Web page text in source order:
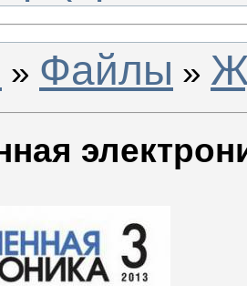
» Файлы »